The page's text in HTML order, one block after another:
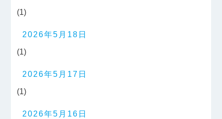
(1)
2026年5月18日
(1)
2026年5月17日
(1)
2026年5月16日